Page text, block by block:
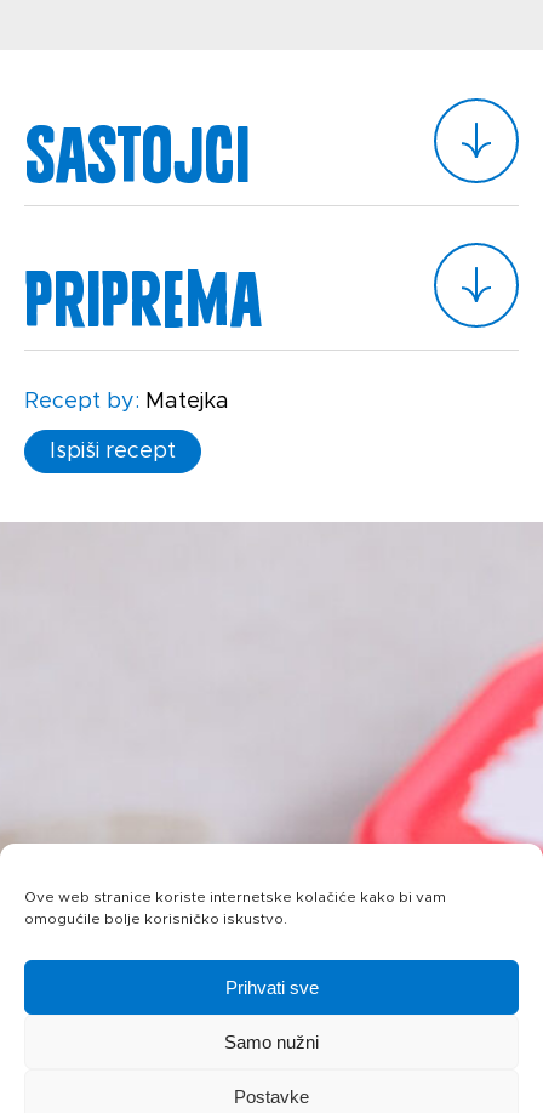
Ove web stranice koriste internetske kolačiće kako bi vam
omogućile bolje korisničko iskustvo.
Prihvati sve
Samo nužni
Postavke
Sastojci
Priprema
Recept by: Matejka
Ispiši recept